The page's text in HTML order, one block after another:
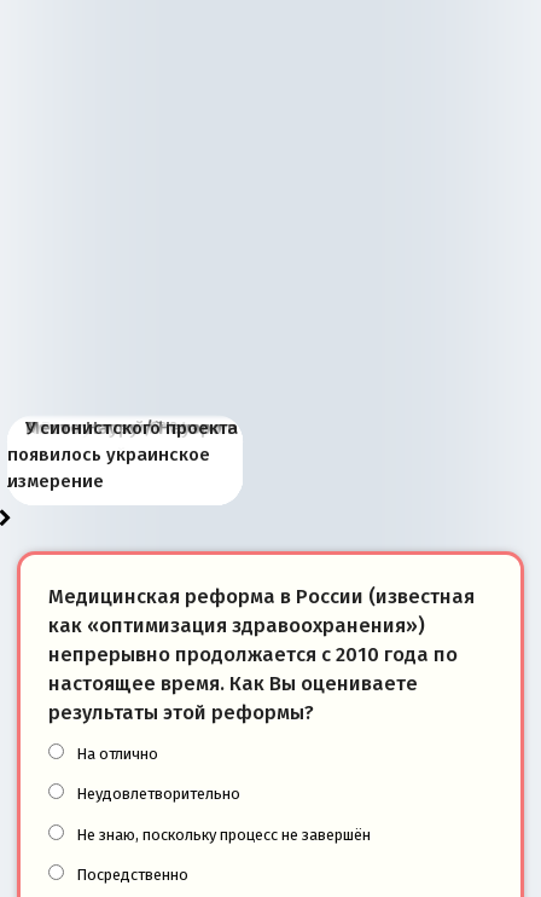
Киевская марионетка
Запада рассказала о
«переобувании» хозяев
В России назрели
перемены: 15 шагов к
суверенной экономике
Миграционный пожар
Европы
Россия начинает
сбрасывать балласт
Анкориджа
Россия зимой 1904
года: первые уступки во
внутренней политике
Русская нация вчера и
сегодня
Почему правый крах в
Варшаве не поможет её
отношениям с Россией?
Место Науру / Науэро в
современной истории
Южной Осетии
У сионистского проекта
появилось украинское
измерение
Медицинская реформа в России (известная
как «оптимизация здравоохранения»)
непрерывно продолжается с 2010 года по
настоящее время. Как Вы оцениваете
результаты этой реформы?
На отлично
Неудовлетворительно
Не знаю, поскольку процесс не завершён
Посредственно